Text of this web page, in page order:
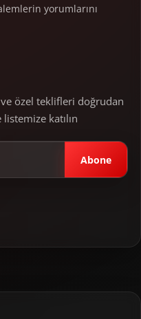
yorumlarını
özel teklifleri doğrudan
katılın
Abone